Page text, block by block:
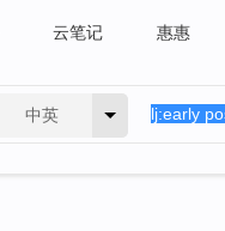
云笔记 惠惠
中英